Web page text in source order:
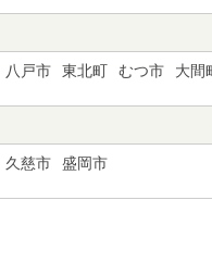
八戸市 東北町 むつ市 大間
久慈市 盛岡市